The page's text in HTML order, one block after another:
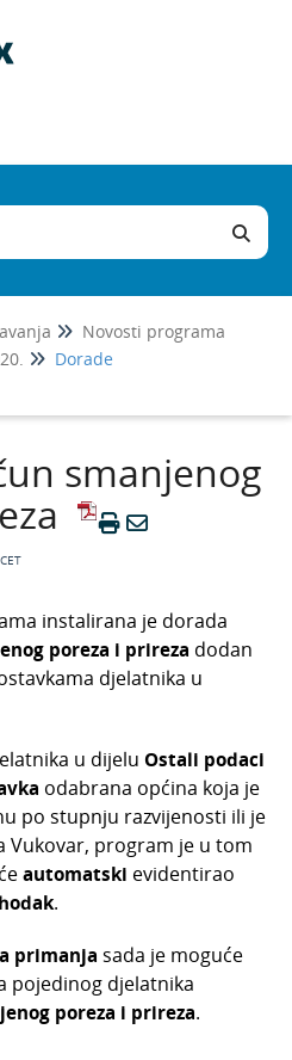
Novosti programa
Dorade
programa?
podataka - GDPR
programskih
u Minimaxu: prilagodba
smanjenog
instalirana je dorada
poreza i prireza dodan
djelatnika u
u dijelu Ostali podaci
odabrana općina koja je
po stupnju razvijenosti ili je
Vukovar, program je u tom
automatski evidentirao
.
primanja sada je moguće
pojedinog djelatnika
poreza i prireza.